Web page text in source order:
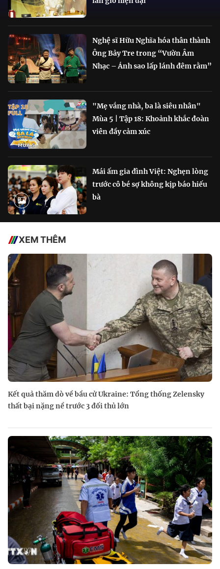
Nghệ sĩ Hữu Nghĩa hóa thân thành
Ông Bảy Tre trong “Vườn Âm
Nhạc – Ánh sao lấp lánh đêm rằm”
"Mẹ vắng nhà, ba là siêu nhân"
Mùa 5 | Tập 18: Khoảnh khắc đoàn
viên đầy cảm xúc
Mái ấm gia đình Việt: Nghẹn lòng
trước cô bé sợ không kịp báo hiếu
bà
XEM THÊM
Kết quả thăm dò về bầu cử Ukraine: Tổng thống Zelensky
thất bại nặng nề trước 3 đối thủ lớn